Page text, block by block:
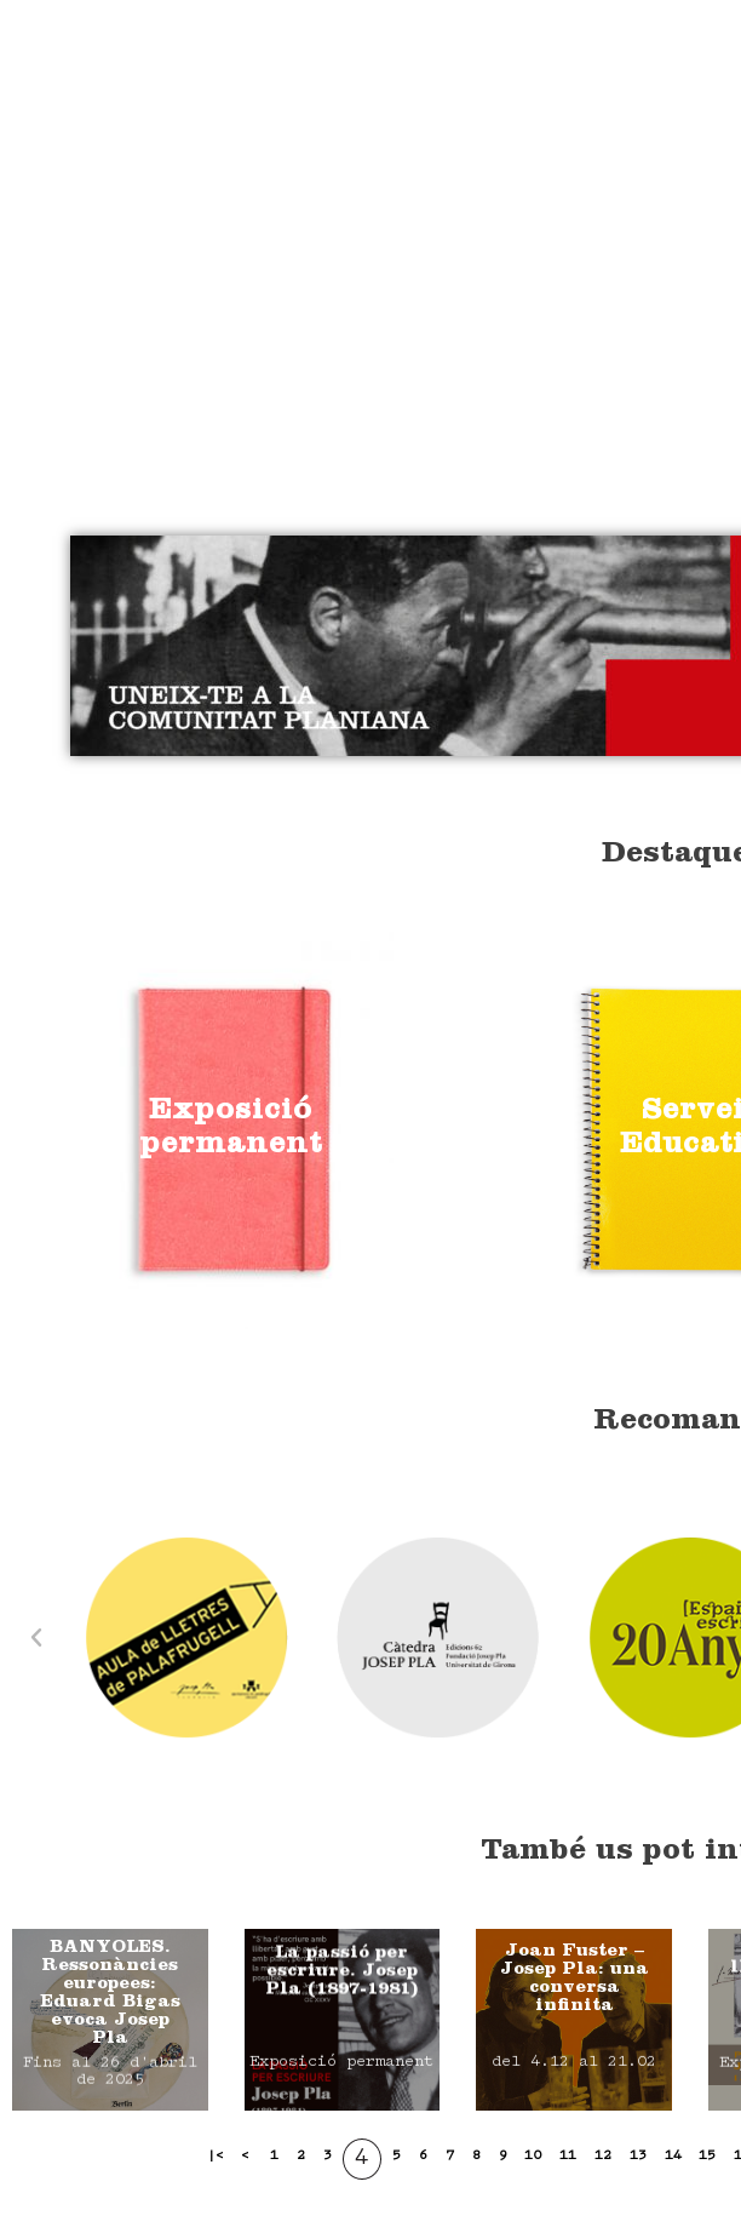
Exposició
permanent
També us pot
BANYOLES.
Ressonàncies
europees:
Eduard Bigas
evoca Josep
Pla
Fins al 26 d'abril
de 2025
La passió per
escriure. Josep
Pla (1897-1981)
Exposició permanent
Joan Fuster –
Josep Pla: una
conversa
infinita
del 4.12 al 21.02
|< < 1 2 3 4 5 6 7 8 9 10 11 12 13 14 15